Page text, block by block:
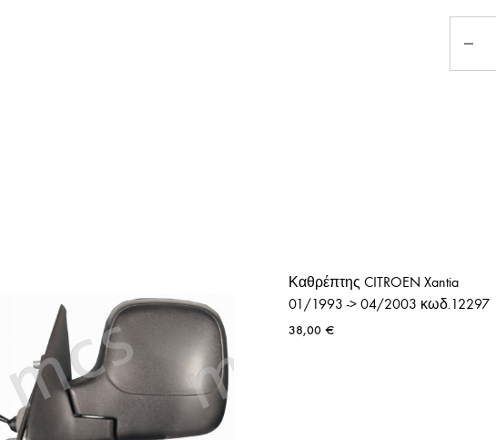
ΘΕΡΜΟΣΤΑΤΕΣ ΑΥΤΟΚΙΝΗΤΩΝ
ΑΞΕΣΟΥΑΡ ΑΥΤΟΚΙΝΗΤΩΝ
Καθρέπτης CITROEN Xantia
01/1993 -> 04/2003 κωδ.12297
38,00 €